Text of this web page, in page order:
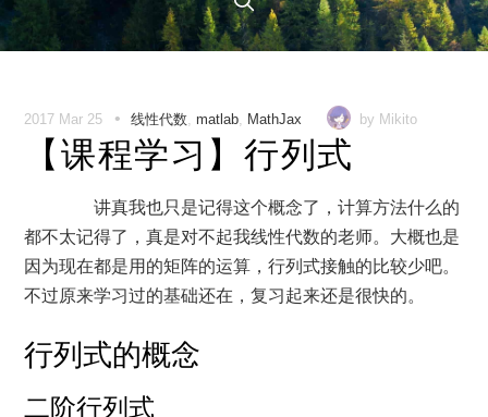
2017 Mar 25 • 线性代数, matlab, MathJax by Mikito
【课程学习】行列式
讲真我也只是记得这个概念了，计算方法什么的
都不太记得了，真是对不起我线性代数的老师。大概也是
因为现在都是用的矩阵的运算，行列式接触的比较少吧。
不过原来学习过的基础还在，复习起来还是很快的。
行列式的概念
二阶行列式